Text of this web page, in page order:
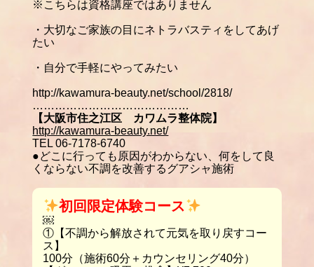
※ こちらは資格講座ではありません
・大切なご家族の目にネトラバスティをしてあげ
たい
・自分で手軽にやってみたい
http://kawamura-beauty.net/school/2818/
……………………………………
【大阪市住之江区 カワムラ整体院】
http://kawamura-beauty.net/
TEL 06-7178-6740
●どこに行っても原因がわからない、何をして良
くならない不調を改善するグアシャ施術
初回限定体験コース
￼
①【不調から解放されて元気を取り戻すコー
ス】
100分（施術60分＋カウンセリング40分）